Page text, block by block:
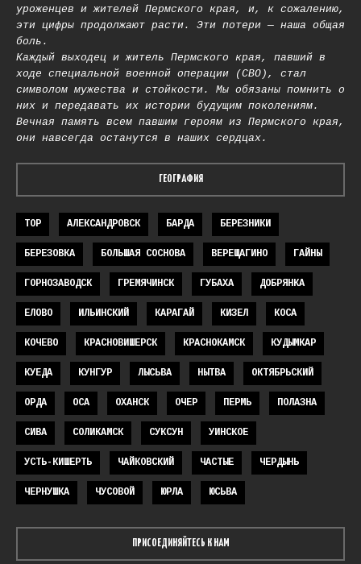
уроженцев и жителей Пермского края, и, к сожалению,
эти цифры продолжают расти. Эти потери — наша общая
боль.
Каждый выходец и житель Пермского края, павший в
ходе специальной военной операции (СВО), стал
символом мужества и стойкости. Мы обязаны помнить о
них и передавать их истории будущим поколениям.
Вечная память всем павшим героям из Пермского края,
они навсегда останутся в наших сердцах.
ГЕОГРАФИЯ
TOP АЛЕКСАНДРОВСК БАРДА БЕРЕЗНИКИ
БЕРЕЗОВКА БОЛЬШАЯ СОСНОВА ВЕРЕЩАГИНО ГАЙНЫ
ГОРНОЗАВОДСК ГРЕМЯЧИНСК ГУБАХА ДОБРЯНКА
ЕЛОВО ИЛЬИНСКИЙ КАРАГАЙ КИЗЕЛ КОСА
КОЧЕВО КРАСНОВИШЕРСК КРАСНОКАМСК КУДЫМКАР
КУЕДА КУНГУР ЛЫСЬВА НЫТВА ОКТЯБРЬСКИЙ
ОРДА ОСА ОХАНСК ОЧЕР ПЕРМЬ ПОЛАЗНА
СИВА СОЛИКАМСК СУКСУН УИНСКОЕ
УСТЬ-КИШЕРТЬ ЧАЙКОВСКИЙ ЧАСТЫЕ ЧЕРДЫНЬ
ЧЕРНУШКА ЧУСОВОЙ ЮРЛА ЮСЬВА
ПРИСОЕДИНЯЙТЕСЬ К НАМ